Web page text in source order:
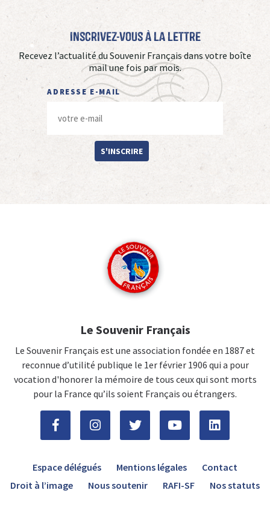
Inscrivez-vous à La Lettre
Recevez l’actualité du Souvenir Français dans votre boîte
mail une fois par mois.
ADRESSE E-MAIL
S'INSCRIRE
Le Souvenir Français
Le Souvenir Français est une association fondée en 1887 et
reconnue d’utilité publique le 1er février 1906 qui a pour
vocation d'honorer la mémoire de tous ceux qui sont morts
pour la France qu’ils soient Français ou étrangers.
Espace délégués Mentions légales
Contact
Droit à l’image
Nous soutenir RAFI-SF Nos statuts